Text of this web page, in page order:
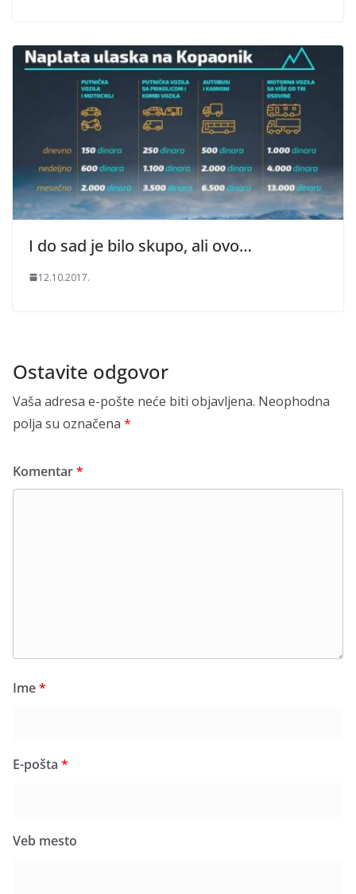
I do sad je bilo skupo, ali ovo…
12.10.2017.
Ostavite odgovor
Vaša adresa e-pošte neće biti objavljena. Neophodna
polja su označena *
Komentar*
Ime*
E-pošta *
Veb mesto